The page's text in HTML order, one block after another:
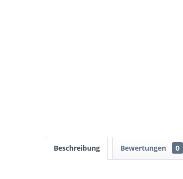
Beschreibung Bewertungen 0